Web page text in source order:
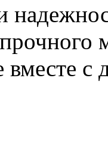
вместе